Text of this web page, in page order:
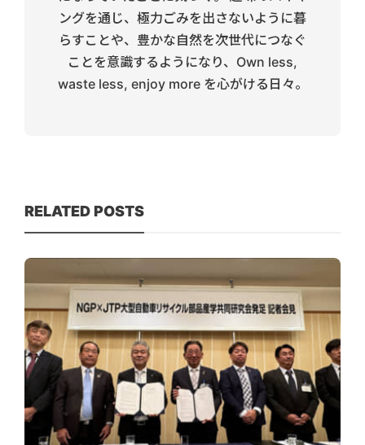
ングを通じ、極力ごみを出さないように暮
らすことや、豊かな自然を次世代につなぐ
ことを意識するようになり、Own less,
waste less, enjoy more を心がける日々。
RELATED POSTS